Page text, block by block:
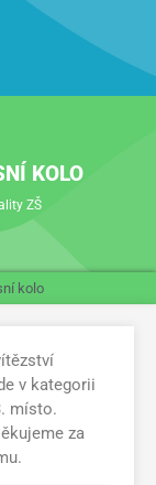
KOLO
ZŠ
kolo
v kategorii
místo.
za